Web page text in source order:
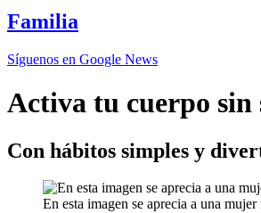
Familia
Síguenos en Google News
Activa tu cuerpo sin
Con hábitos simples y
En esta imagen se aprecia a una